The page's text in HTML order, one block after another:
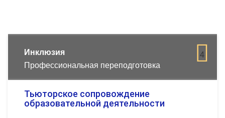
4
Инклюзия
Профессиональная переподготовка
Тьюторское сопровождение
образовательной деятельности